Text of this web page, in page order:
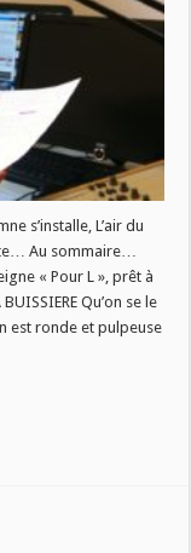
s’installe, L’air du
Au sommaire…
« Pour L », prêt à
Qu’on se le
est ronde et pulpeuse